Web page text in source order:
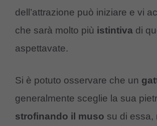
dell’attrazione può iniziare e vi
che sarà molto più istintiva di
aspettavate.
Si è potuto osservare che un
generalmente sceglie la sua
strofinando il muso su di essa,